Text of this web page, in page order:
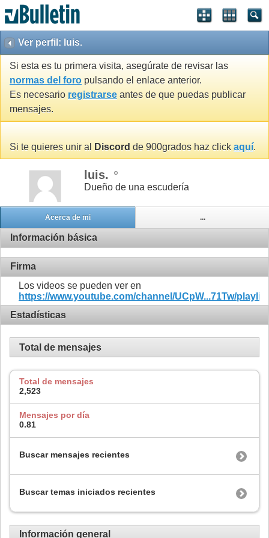
Ver perfil: luis.
Si esta es tu primera visita, asegúrate de revisar las
normas del foro pulsando el enlace anterior.
Es necesario registrarse antes de que puedas publicar
mensajes.
Si te quieres unir al Discord de 900grados haz click aquí.
luis.
Dueño de una escudería
Acerca de mi ...
Información básica
Firma
Los videos se pueden ver en
https://www.youtube.com/channel/UCpW...71Tw/
Estadísticas
Total de mensajes
Total de mensajes
2,523
Mensajes por día
0.81
Buscar mensajes recientes
Buscar temas iniciados recientes
Información general